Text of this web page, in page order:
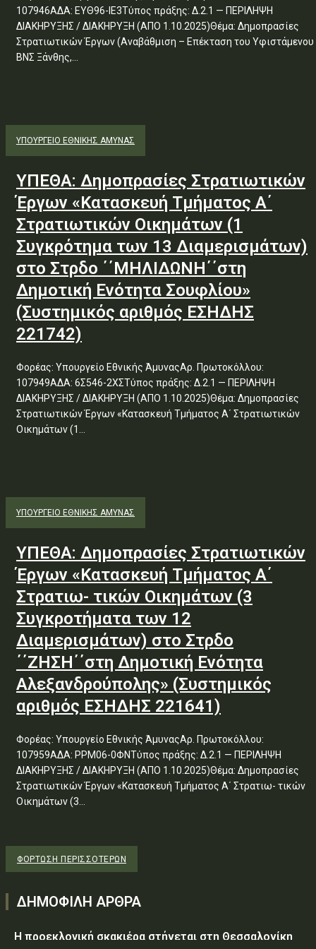
107946ΑΔΑ: ΕΥΘ96-ΙΕ3Τύπος πράξης: Δ.2.1 — ΠΕΡΙΛΗΨΗ
ΔΙΑΚΗΡΥΞΗΣ / ΔΙΑΚΗΡΥΞΗ (ΑΠΟ 1.10.2025)Θέμα: Δημοπρασίες
Στρατιωτικών Έργων (Αναβάθμιση – Επέκταση του Υφιστάμενου
ΒΝΣ Ξάνθης,...
ΥΠΟΥΡΓΕΊΟ ΕΘΝΙΚΉΣ ΆΜΥΝΑΣ
ΥΠΕΘΑ: Δημοπρασίες Στρατιωτικών
Έργων «Κατασκευή Τμήματος Α΄
Στρατιωτικών Οικημάτων (1
Συγκρότημα των 13 Διαμερισμάτων)
στο Στρδο ΄΄ΜΗΛΙΔΩΝΗ΄΄στη
Δημοτική Ενότητα Σουφλίου»
(Συστημικός αριθμός ΕΣΗΔΗΣ
221742)
Φορέας: Υπουργείο Εθνικής ΆμυναςΑρ. Πρωτοκόλλου:
107949ΑΔΑ: 6Σ546-2ΧΣΤύπος πράξης: Δ.2.1 — ΠΕΡΙΛΗΨΗ
ΔΙΑΚΗΡΥΞΗΣ / ΔΙΑΚΗΡΥΞΗ (ΑΠΟ 1.10.2025)Θέμα: Δημοπρασίες
Στρατιωτικών Έργων «Κατασκευή Τμήματος Α΄ Στρατιωτικών
Οικημάτων (1...
ΥΠΟΥΡΓΕΊΟ ΕΘΝΙΚΉΣ ΆΜΥΝΑΣ
ΥΠΕΘΑ: Δημοπρασίες Στρατιωτικών
Έργων «Κατασκευή Τμήματος Α΄
Στρατιω- τικών Οικημάτων (3
Συγκροτήματα των 12
Διαμερισμάτων) στο Στρδο
΄΄ΖΗΣΗ΄΄στη Δημοτική Ενότητα
Αλεξανδρούπολης» (Συστημικός
αριθμός ΕΣΗΔΗΣ 221641)
Φορέας: Υπουργείο Εθνικής ΆμυναςΑρ. Πρωτοκόλλου:
107959ΑΔΑ: ΡΡΜ06-0ΦΝΤύπος πράξης: Δ.2.1 — ΠΕΡΙΛΗΨΗ
ΔΙΑΚΗΡΥΞΗΣ / ΔΙΑΚΗΡΥΞΗ (ΑΠΟ 1.10.2025)Θέμα: Δημοπρασίες
Στρατιωτικών Έργων «Κατασκευή Τμήματος Α΄ Στρατιω- τικών
Οικημάτων (3...
ΦΌΡΤΩΣΗ ΠΕΡΙΣΣΟΤΈΡΩΝ
ΔΗΜΟΦΙΛΗ ΑΡΘΡΑ
Η προεκλογική σκακιέρα στήνεται στη Θεσσαλονίκη